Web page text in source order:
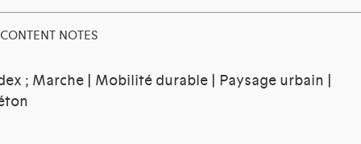
CONTENT NOTES
; Marche | Mobilité durable | Paysage urbain |